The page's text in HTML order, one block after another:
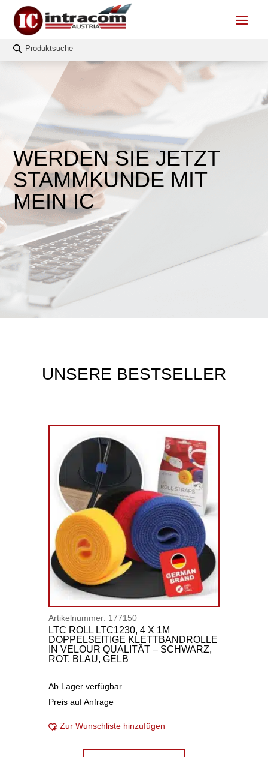
WERDEN SIE JETZT
STAMMKUNDE MIT
MEIN IC
UNSERE BESTSELLER
Artikelnummer: 177150
LTC ROLL LTC1230, 4 X 1M
DOPPELSEITIGE KLETTBANDROLLE
IN VELOUR QUALITÄT – SCHWARZ,
ROT, BLAU, GELB
Ab Lager verfügbar
Preis auf Anfrage
Zur Wunschliste hinzufügen